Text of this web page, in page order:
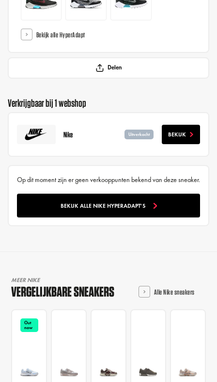
Bekijk alle HyperAdapt
Delen
Verkrijgbaar bij 1 webshop
Nike Uitverkocht BEKIJK
Op dit moment zijn er geen verkooppunten bekend van deze sneaker.
BEKIJK ALLE NIKE HYPERADAPT'S
MEER NIKE
VERGELIJKBARE SNEAKERS Alle Nike sneakers
Out
now